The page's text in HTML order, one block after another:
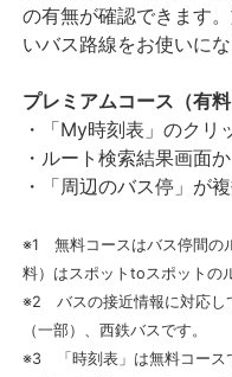
の有無が確認できます
いバス路線をお使いに
プレミアムコース（有
・「My時刻表」のクリ
・ルート検索結果画面
・「周辺のバス停」が
※1 無料コースはバス停間の
料）はスポットtoスポットの
※2 バスの接近情報に対応し
（一部）、西鉄バスです。
※3 「時刻表」は無料コース